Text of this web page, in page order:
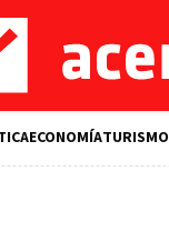
ECONOMÍATURISMO